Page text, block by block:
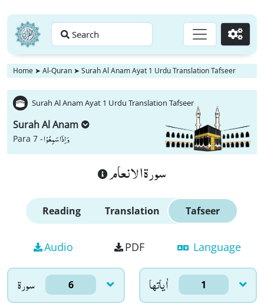
Search Go
Home ➤ Al-Quran ➤ Surah Al Anam Ayat 1 Urdu Translation Tafseer
Surah Al Anam Ayat 1 Urdu Translation Tafseer
Surah Al Anam
Para 7 -وَ اِذَا سَمِعُوْا
سورة الانعام
Reading Translation Tafseer
Audio PDF Language
سورۃ 6 اٰياتها 1